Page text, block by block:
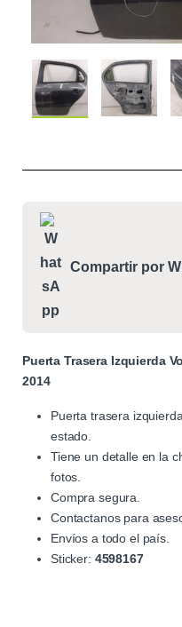
Compartir por
Puerta Trasera Izquierda
2014
Puerta trasera
estado.
Tiene un detalle en la
fotos.
Compra segura.
Contactanos para
Envíos a todo el país.
Sticker: 4598167